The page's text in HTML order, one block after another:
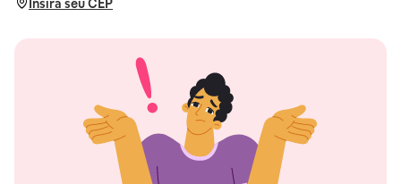
Insira seu CEP